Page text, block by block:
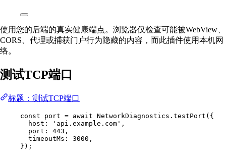
使用您的后端的真实健康端点。浏览器仅检查可能被WebView、
CORS、代理或捕获门户行为隐藏的内容，而此插件使用本机网
络。
测试TCP端口
标题：测试TCP端口
const port = await NetworkDiagnostics. testPort ({
host:
'api.example.com' ,
port: 443 ,
timeoutMs: 3000 ,
});